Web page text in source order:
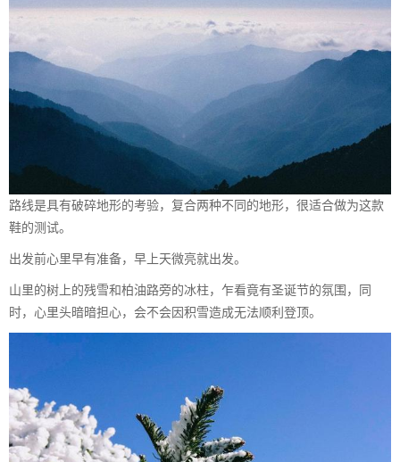
路线是具有破碎地形的考验，复合两种不同的地形，很适合做为这款
鞋的测试。
出发前心里早有准备，早上天微亮就出发。
山里的树上的残雪和柏油路旁的冰柱，乍看竟有圣诞节的氛围，同
时，心里头暗暗担心，会不会因积雪造成无法顺利登顶。